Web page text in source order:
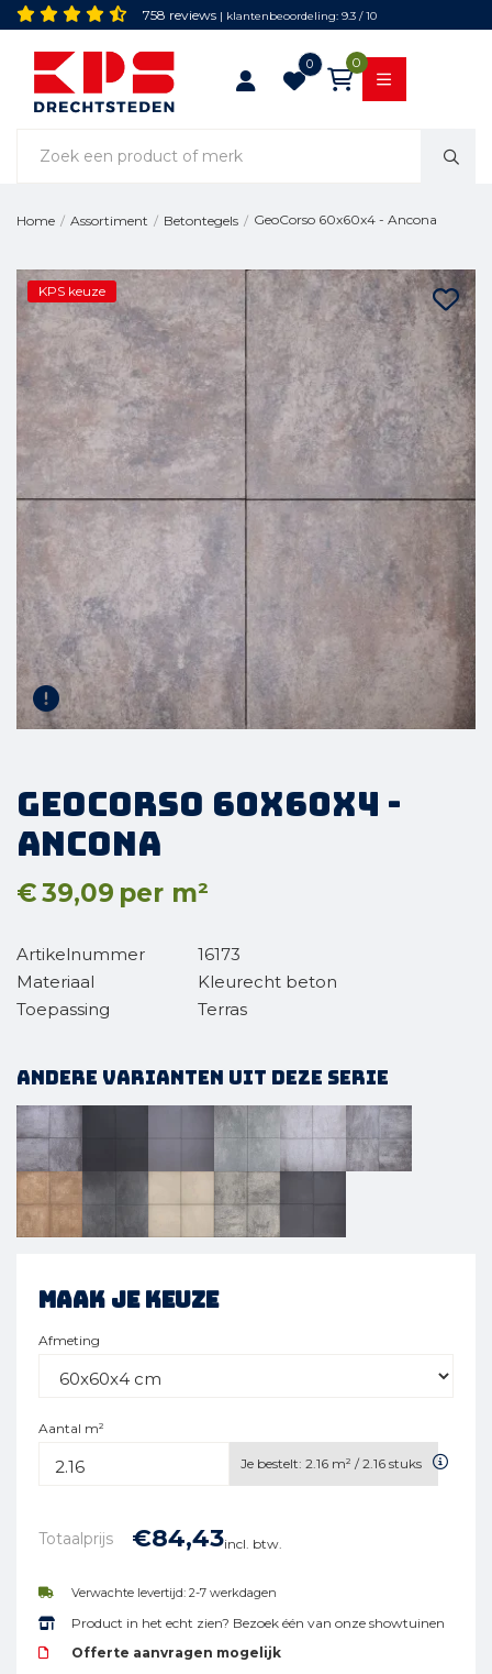
758 reviews | klantenbeoordeling: 9.3 / 10
0 0
Home / Assortiment / Betontegels / GeoCorso 60x60x4 - Ancona
KPS keuze
GeoCorso 60x60x4 -
Ancona
€39,09 per m²
Artikelnummer
16173
Materiaal
Kleurecht beton
Toepassing
Terras
Andere varianten uit deze serie
Maak je keuze
Afmeting
Aantal m²
Je bestelt: 2.16 m² /2.16 stuks
Totaalprijs €84,43incl. btw.
Verwachte levertijd: 2-7 werkdagen
Product in het echt zien? Bezoek één van onze showtuinen
Offerte aanvragen mogelijk